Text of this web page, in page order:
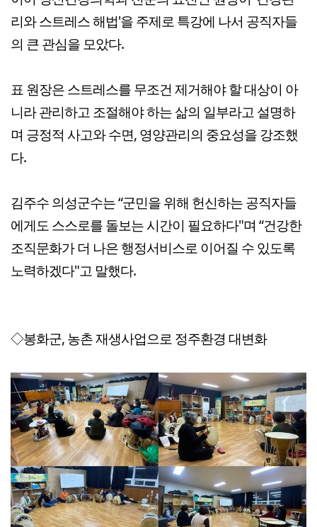
리와 스트레스 해법'을 주제로 특강에 나서 공직자들
의 큰 관심을 모았다.
표 원장은 스트레스를 무조건 제거해야 할 대상이 아
니라 관리하고 조절해야 하는 삶의 일부라고 설명하
며 긍정적 사고와 수면, 영양관리의 중요성을 강조했
다.
김주수 의성군수는 “군민을 위해 헌신하는 공직자들
에게도 스스로를 돌보는 시간이 필요하다"며 “건강한
조직문화가 더 나은 행정서비스로 이어질 수 있도록
노력하겠다"고 말했다.
◇봉화군, 농촌 재생사업으로 정주환경 대변화